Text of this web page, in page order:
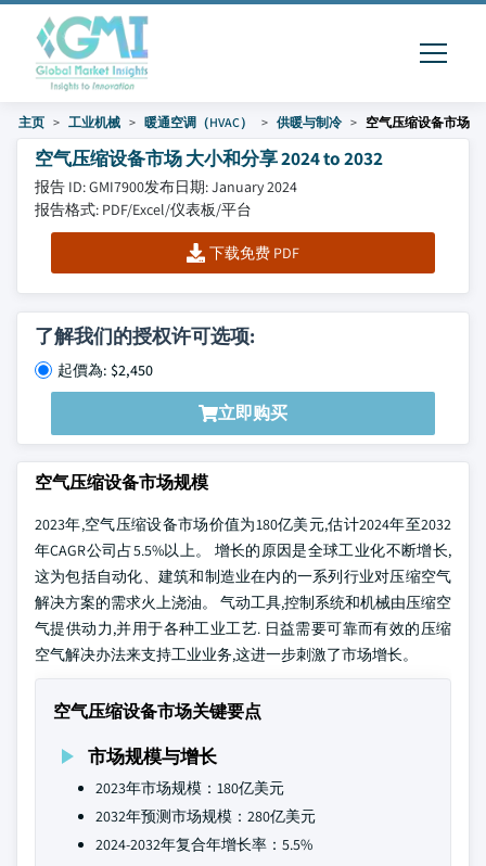
主页 工业机械 暖通空调（HVAC） 供暖与制冷 空气压缩设备市场
空气压缩设备市场 大小和分享 2024 to 2032
报告 ID: GMI7900发布日期: January 2024
报告格式: PDF/Excel/仪表板/平台
下载免费 PDF
了解我们的授权许可选项:
起價為: $2,450
立即购买
空气压缩设备市场规模
2023年,空气压缩设备市场价值为180亿美元,估计2024年至2032
年CAGR公司占5.5%以上。 增长的原因是全球工业化不断增长,
这为包括自动化、建筑和制造业在内的一系列行业对压缩空气
解决方案的需求火上浇油。 气动工具,控制系统和机械由压缩空
气提供动力,并用于各种工业工艺. 日益需要可靠而有效的压缩
空气解决办法来支持工业业务,这进一步刺激了市场增长。
空气压缩设备市场关键要点
市场规模与增长
2023年市场规模：180亿美元
2032年预测市场规模：280亿美元
2024-2032年复合年增长率：5.5%